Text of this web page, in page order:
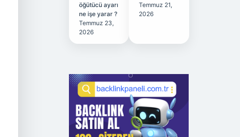
öğütücü ayarı
ne işe yarar ?
Temmuz 23,
2026
Temmuz 21,
2026